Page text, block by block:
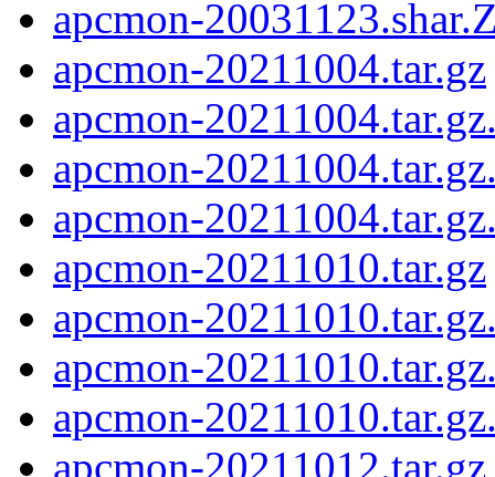
apcmon-
apcmon-20211004.tar.gz
apcmon-
apcmon-
apcmon-
apcmon-20211010.tar.gz
apcmon-
apcmon-
apcmon-
apcmon-20211012.tar.gz